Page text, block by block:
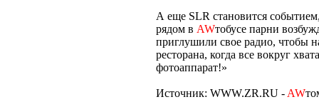
А еще SLR становится
рядом в AWтобусе парни
приглушили свое радио, чтобы
ресторана, когда все вокруг
фотоаппарат!»
Источник: WWW.ZR.RU - AW